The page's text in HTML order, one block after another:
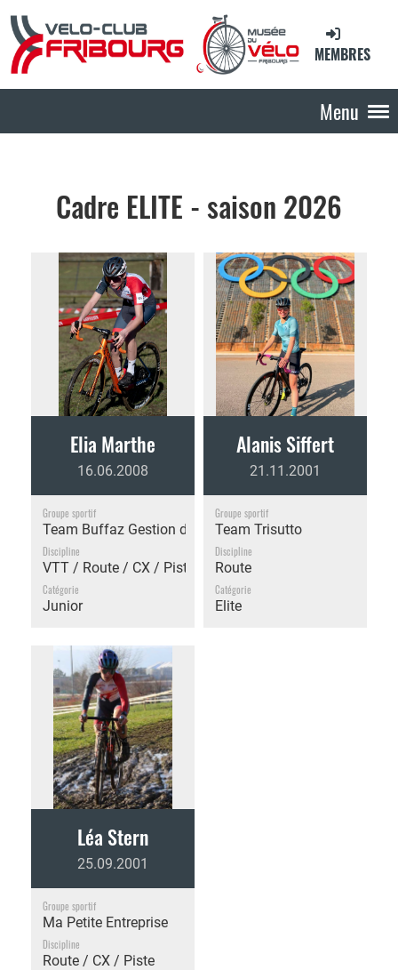
MEMBRES
Menu
Cadre ELITE - saison 2026
Elia Marthe
16.06.2008
Groupe sportif
Team Buffaz Gestion de Patrimoine
Discipline
VTT / Route / CX / Piste
Catégorie
Junior
Alanis Siffert
21.11.2001
Groupe sportif
Team Trisutto
Discipline
Route
Catégorie
Elite
Léa Stern
25.09.2001
Groupe sportif
Ma Petite Entreprise
Discipline
Route / CX / Piste